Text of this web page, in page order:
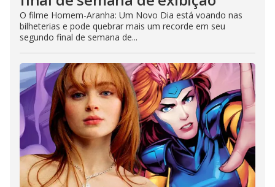
O filme Homem-Aranha: Um Novo Dia está voando nas
bilheterias e pode quebrar mais um recorde em seu
segundo final de semana de...